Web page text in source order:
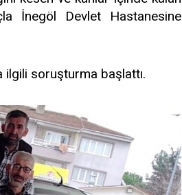
İnegöl Devlet Hastanesine
ilgili soruşturma başlattı.